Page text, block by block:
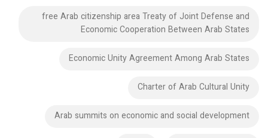
free Arab citizenship area Treaty of Joint Defense and
Economic Cooperation Between Arab States
Economic Unity Agreement Among Arab States
Charter of Arab Cultural Unity
Arab summits on economic and social development